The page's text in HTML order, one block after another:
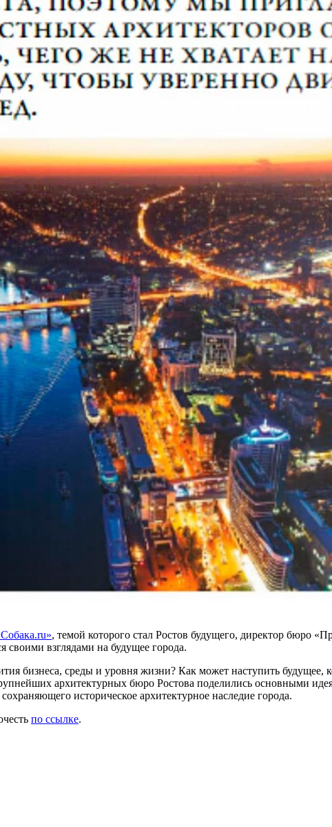
, темой которого стал Ростов будущего, директор бюро
взглядами на будущее города.
бизнеса, среды и уровня жизни? Как может наступить
архитектурных бюро Ростова поделились основными
историческое архитектурное наследие города.
по ссылке.